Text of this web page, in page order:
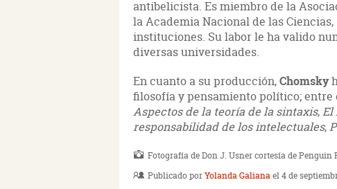
antibelicista. Es miembro de la
la Academia Nacional de las
instituciones. Su labor le ha valido
diversas universidades.
En cuanto a su producción,Chomsky
filosofía y pensamiento político;
Aspectos de la teoría de la sintaxis,El
responsabilidad de los intelectuales,
Fotografía de Don J. Usner cortesía de
Publicado porYolanda Galianael 4 de